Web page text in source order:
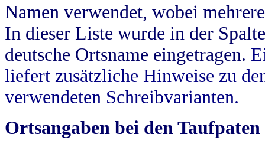
Namen verwendet, wobei
In dieser Liste wurde in der
deutsche Ortsname eingetragen.
liefert zusätzliche Hinweise zu
verwendeten Schreibvarianten.
Ortsangaben bei den Taufpaten